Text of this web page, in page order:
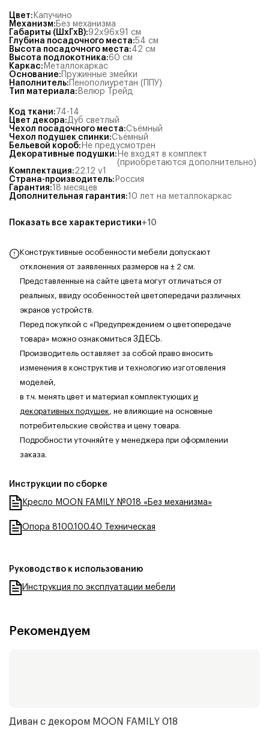
Цвет: Капучино
Механизм: Без механизма
Габариты (ШхГхВ):92x96x91
см
Глубина посадочного места:54 см
Высота посадочного места:42 см
Высота подлокотника:60 см
Каркас: Металлокаркас
Основание: Пружинные змейки
Наполнитель: Пенополиуретан (ППУ)
Тип материала: Велюр Трейд
Код ткани: 74-14
Цвет декора:Дуб светлый
Чехол посадочного места:Съёмный
Чехол подушек спинки:Съёмный
Бельевой короб: Не предусмотрен
Декоративные подушки: Не входят в комплект
(приобретаются дополнительно)
Комплектация:22.12 v1
Страна-производитель: Россия
Гарантия:18 месяцев
Дополнительная гарантия:10 лет на металлокаркас
Показать все характеристики+10
Конструктивные особенности мебели допускают
отклонения от заявленных размеров на ± 2 см.
Представленные на сайте цвета могут отличаться от
реальных, ввиду особенностей цветопередачи различных
экранов устройств.
Перед покупкой с «Предупреждением о цветопередаче
товара» можно ознакомиться ЗДЕСЬ.
Производитель оставляет за собой право вносить
изменения в конструктив и технологию изготовления
моделей,
в т.ч. менять цвет и материал комплектующих и
декоративных подушек, не влияющие на основные
потребительские свойства и цену товара.
Подробности уточняйте у менеджера при оформлении
заказа.
Инструкции по сборке
Кресло MOON FAMILY №018 «Без механизма»
Опора 8100.100.40 Техническая
Руководство к использованию
Инструкция по эксплуатации мебели
Рекомендуем
Диван с декором MOON FAMILY 018